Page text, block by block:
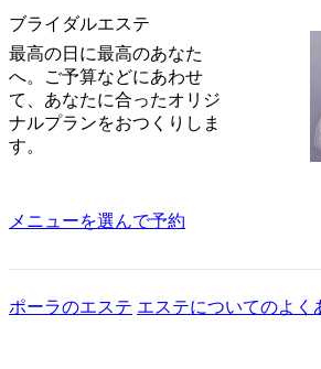
ブライダルエステ
最高の日に最高のあなた
へ。ご予算などにあわせ
て、あなたに合ったオリジ
ナルプランをおつくりしま
す。
メニューを選んで予約
ポーラのエステ エステについてのよく